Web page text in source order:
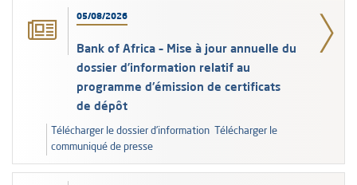
05/08/2026
Bank of Africa – Mise à jour annuelle du
dossier d’information relatif au
programme d'émission de certificats
de dépôt
Télécharger le dossier d’information Télécharger le
communiqué de presse